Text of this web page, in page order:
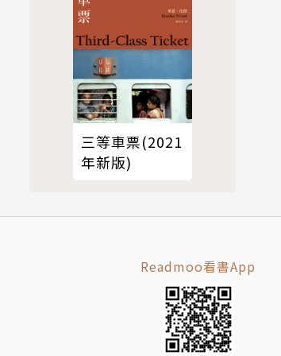
三等車票(2021
年新版)
Readmoo看書App